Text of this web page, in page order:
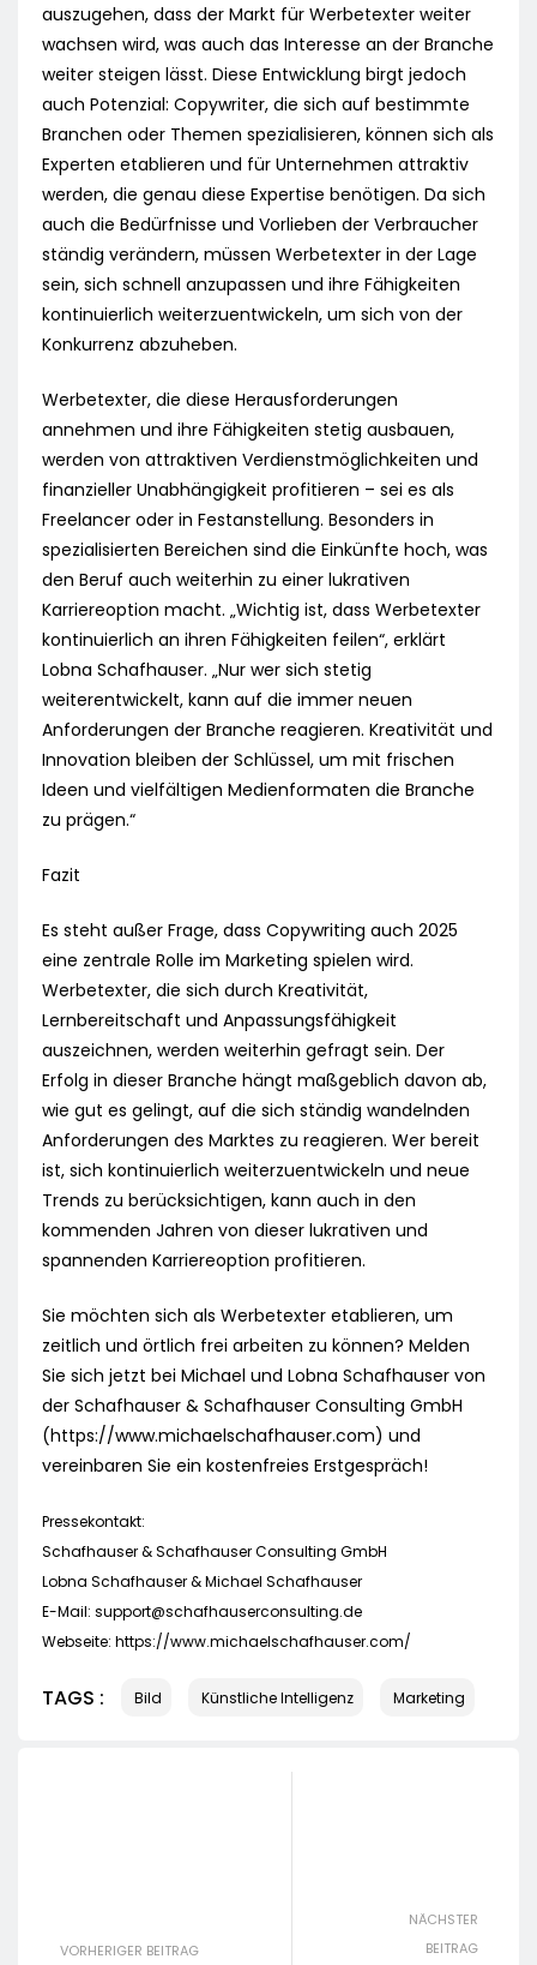
auszugehen, dass der Markt für Werbetexter weiter
wachsen wird, was auch das Interesse an der Branche
weiter steigen lässt. Diese Entwicklung birgt jedoch
auch Potenzial: Copywriter, die sich auf bestimmte
Branchen oder Themen spezialisieren, können sich als
Experten etablieren und für Unternehmen attraktiv
werden, die genau diese Expertise benötigen. Da sich
auch die Bedürfnisse und Vorlieben der Verbraucher
ständig verändern, müssen Werbetexter in der Lage
sein, sich schnell anzupassen und ihre Fähigkeiten
kontinuierlich weiterzuentwickeln, um sich von der
Konkurrenz abzuheben.
Werbetexter, die diese Herausforderungen
annehmen und ihre Fähigkeiten stetig ausbauen,
werden von attraktiven Verdienstmöglichkeiten und
finanzieller Unabhängigkeit profitieren – sei es als
Freelancer oder in Festanstellung. Besonders in
spezialisierten Bereichen sind die Einkünfte hoch, was
den Beruf auch weiterhin zu einer lukrativen
Karriereoption macht. „Wichtig ist, dass Werbetexter
kontinuierlich an ihren Fähigkeiten feilen“, erklärt
Lobna Schafhauser. „Nur wer sich stetig
weiterentwickelt, kann auf die immer neuen
Anforderungen der Branche reagieren. Kreativität und
Innovation bleiben der Schlüssel, um mit frischen
Ideen und vielfältigen Medienformaten die Branche
zu prägen.“
Fazit
Es steht außer Frage, dass Copywriting auch 2025
eine zentrale Rolle im Marketing spielen wird.
Werbetexter, die sich durch Kreativität,
Lernbereitschaft und Anpassungsfähigkeit
auszeichnen, werden weiterhin gefragt sein. Der
Erfolg in dieser Branche hängt maßgeblich davon ab,
wie gut es gelingt, auf die sich ständig wandelnden
Anforderungen des Marktes zu reagieren. Wer bereit
ist, sich kontinuierlich weiterzuentwickeln und neue
Trends zu berücksichtigen, kann auch in den
kommenden Jahren von dieser lukrativen und
spannenden Karriereoption profitieren.
Sie möchten sich als Werbetexter etablieren, um
zeitlich und örtlich frei arbeiten zu können? Melden
Sie sich jetzt bei Michael und Lobna Schafhauser von
der Schafhauser & Schafhauser Consulting GmbH
(https://www.michaelschafhauser.com) und
vereinbaren Sie ein kostenfreies Erstgespräch!
Pressekontakt:
Schafhauser & Schafhauser Consulting GmbH
Lobna Schafhauser & Michael Schafhauser
E-Mail: support@schafhauserconsulting.de
Webseite: https://www.michaelschafhauser.com/
TAGS : Bild Künstliche Intelligenz Marketing
VORHERIGER BEITRAG
NÄCHSTER
BEITRAG